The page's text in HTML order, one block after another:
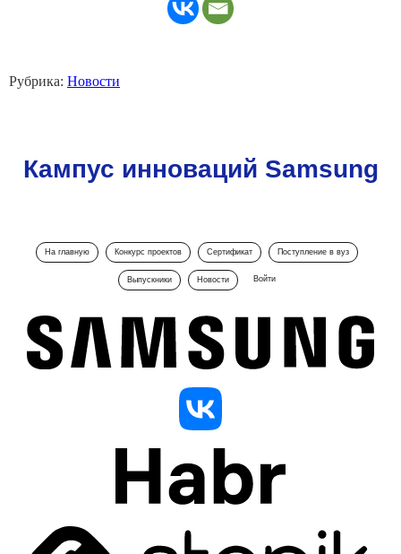
Рубрика: Новости
Кампус инноваций Samsung
На главную Конкурс проектов Сертификат Поступление в вуз
Выпускники Новости Войти